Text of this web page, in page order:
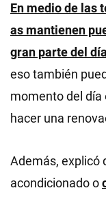
En medio de las
as mantienen
gran parte del día
eso también
momento del día
hacer una
Además, explicó
acondicionado o